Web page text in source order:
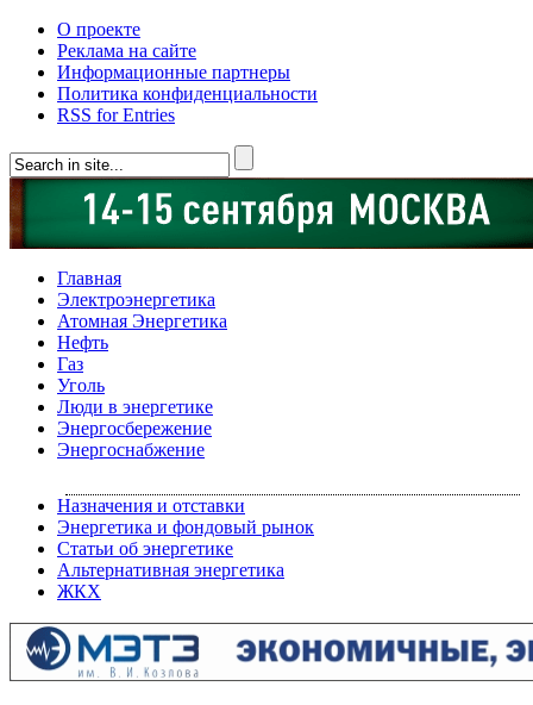
О проекте
Реклама на сайте
Информационные партнеры
Политика конфиденциальности
RSS for Entries
Главная
Электроэнергетика
Атомная Энергетика
Нефть
Газ
Уголь
Люди в энергетике
Энергосбережение
Энергоснабжение
Назначения и отставки
Энергетика и фондовый рынок
Статьи об энергетике
Альтернативная энергетика
ЖКХ